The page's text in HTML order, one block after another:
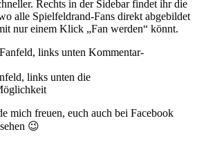
Rechts in der Sidebar findet ihr die
alle Spielfeldrand-Fans direkt abgebildet
nur einem Klick „Fan werden“ könnt.
links unten die
mich freuen, euch auch bei Facebook
😉